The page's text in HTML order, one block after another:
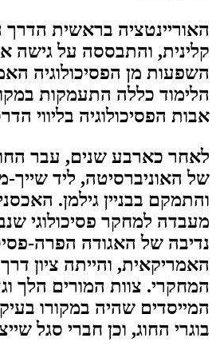
האוריינטציה בראשית הדרך
קלינית, והתבססה על גישה
השפעות מן הפסיכולוגיה
הלימוד כללה התעמקות
אבות הפסיכולוגיה בליווי
לאחר כארבע שנים, עבר
של האוניברסיטה, ליד
והתמקם בבניין גילמן.
מעבדה למחקר פסיכולוגי
נדיבה של האגודה הפרה-
האמריקאית, והייתה ציון
המחקרי. צוות המורים הלך
המייסדים שהיה במקורו
בוגרי החוג, וכן חברי סגל